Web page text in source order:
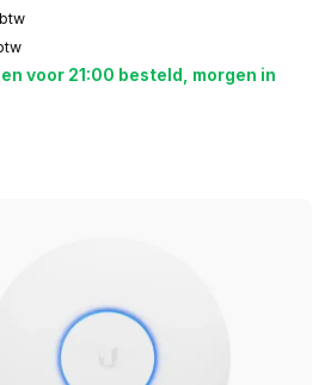
voor 21:00 besteld, morgen in